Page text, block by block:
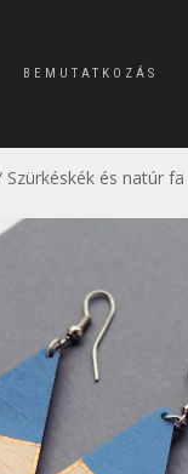
BEMUTATKOZÁS
Szürkéskék és natúr